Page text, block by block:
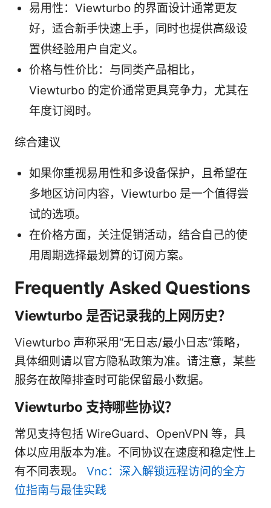
易用性：Viewturbo 的界面设计通常更友
好，适合新手快速上手，同时也提供高级设
置供经验用户自定义。
价格与性价比：与同类产品相比，
Viewturbo 的定价通常更具竞争力，尤其在
年度订阅时。
综合建议
如果你重视易用性和多设备保护，且希望在
多地区访问内容，Viewturbo 是一个值得尝
试的选项。
在价格方面，关注促销活动，结合自己的使
用周期选择最划算的订阅方案。
Frequently Asked Questions
Viewturbo 是否记录我的上网历史？
Viewturbo 声称采用“无日志/最小日志”策略，
具体细则请以官方隐私政策为准。请注意，某些
服务在故障排查时可能保留最小数据。
Viewturbo 支持哪些协议？
常见支持包括 WireGuard、OpenVPN 等，具
体以应用版本为准。不同协议在速度和稳定性上
有不同表现。 Vnc：深入解锁远程访问的全方
位指南与最佳实践